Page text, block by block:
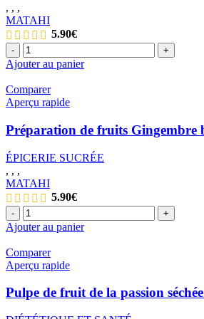
, , ,
MATAHI
5.90€
-
quantité
de
Préparation
de
fruits
Baobab
bio
|
200g
+
Ajouter au panier
Comparer
Aperçu rapide
Préparation de fruits Gingembre
ÉPICERIE SUCRÉE
, , ,
MATAHI
5.90€
-
quantité
de
Préparation
de
fruits
Gingembre
bio
|
MATAHI
+
Ajouter au panier
Comparer
Aperçu rapide
Pulpe de fruit de la passion